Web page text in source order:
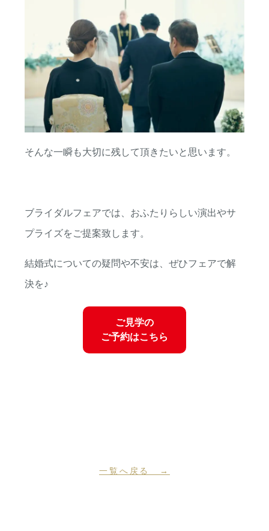
そんな一瞬も大切に残して頂きたいと思います。
ブライダルフェアでは、おふたりらしい演出やサ
プライズをご提案致します。
結婚式についての疑問や不安は、ぜひフェアで解
決を♪
ご見学の
ご予約はこちら
一覧へ戻る →